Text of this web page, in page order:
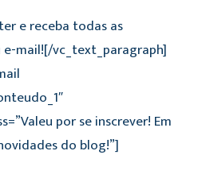
e receba todas as
mail![/vc_text_paragraph]
por se inscrever! Em
do blog!”]